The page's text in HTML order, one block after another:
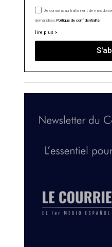
Je consens au traitement de mes
demandées.Politique de confidentialité
lire plus >